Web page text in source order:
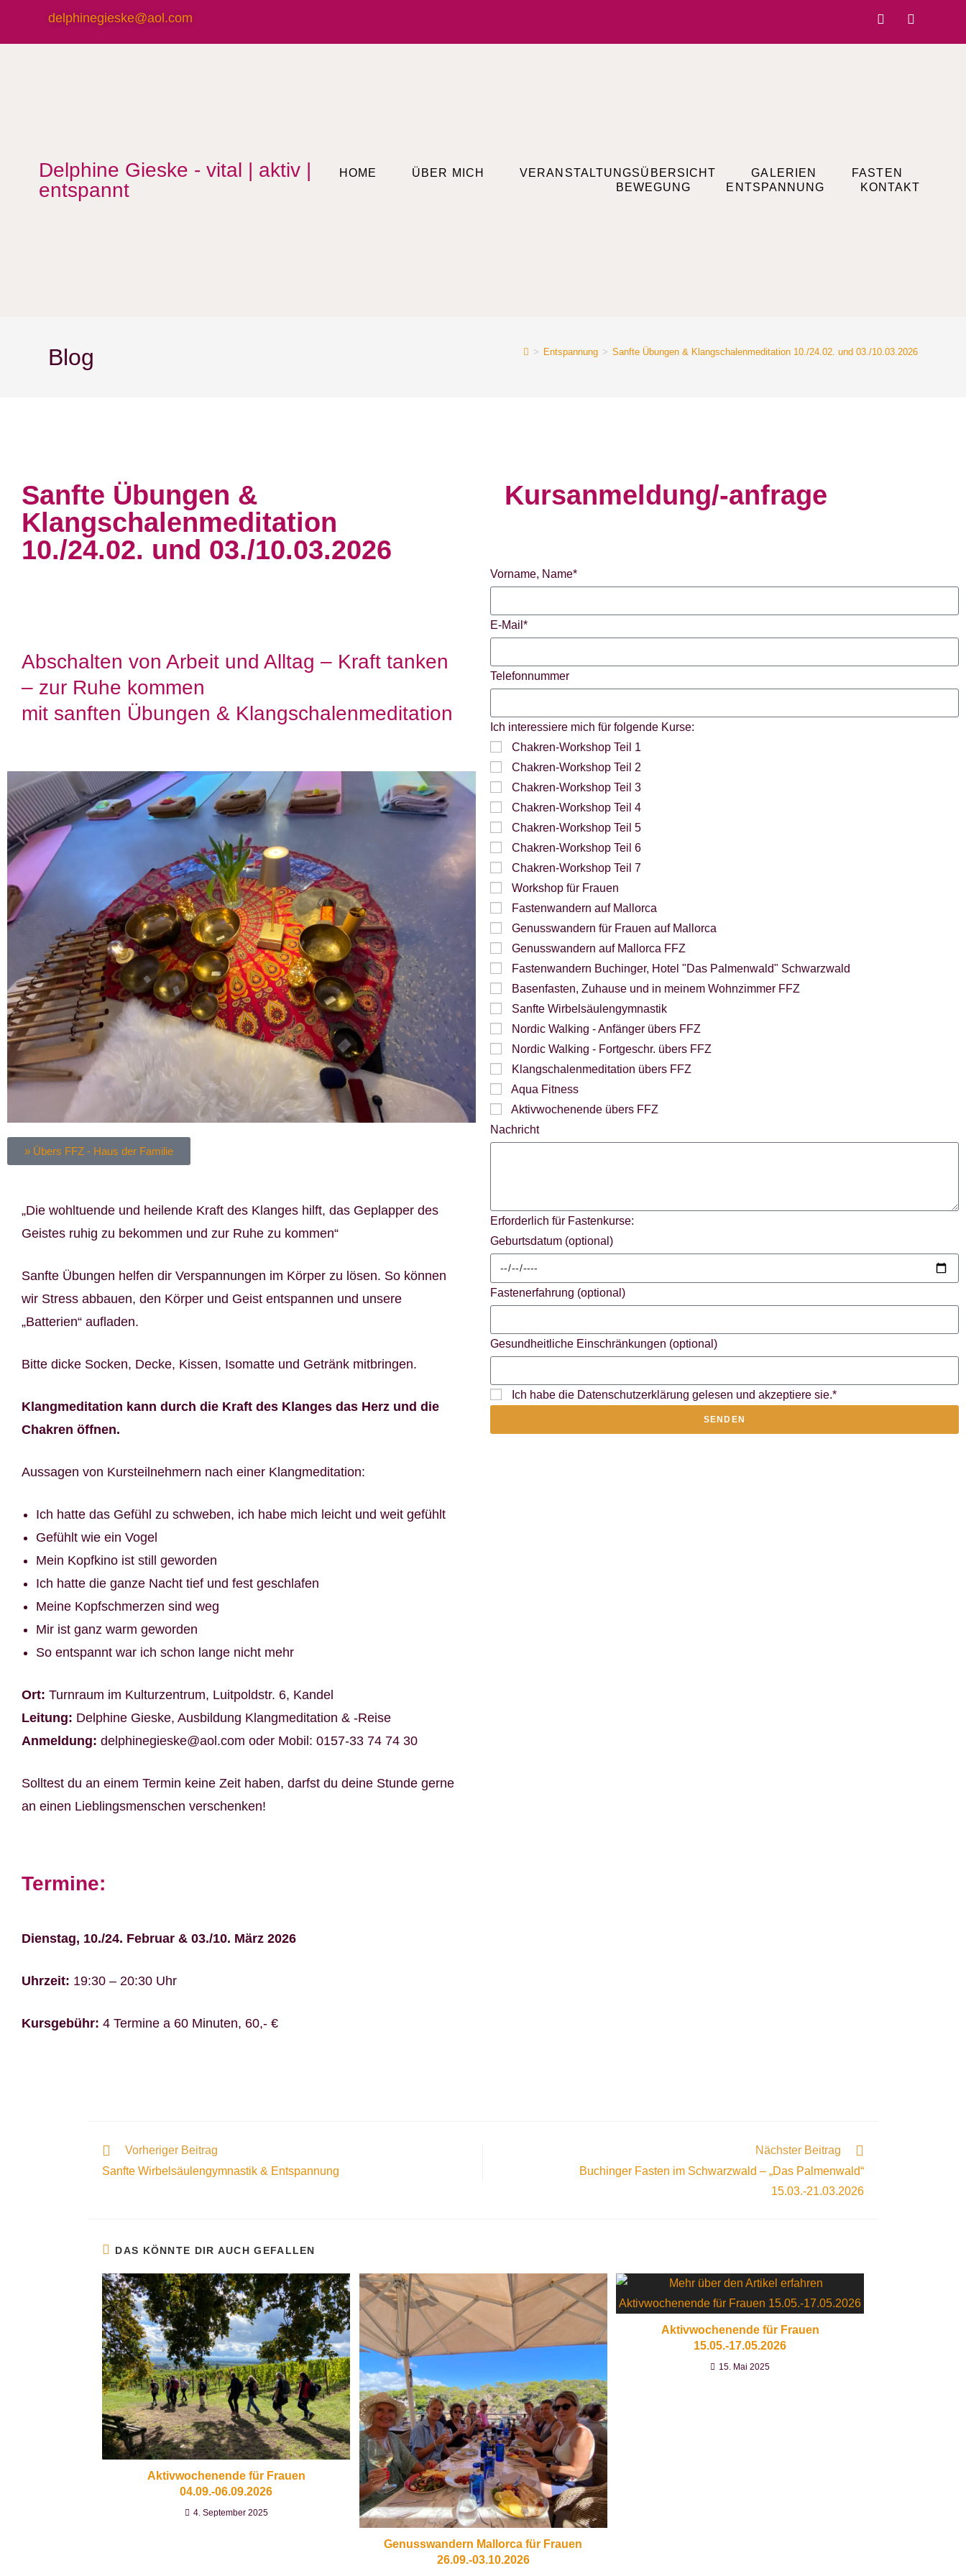
delphinegieske@aol.com
Delphine Gieske - vital | aktiv |
entspannt
HOME ÜBER MICH VERANSTALTUNGSÜBERSICHT GALERIEN
FASTEN
BEWEGUNG
ENTSPANNUNG KONTAKT
Blog > Entspannung > Sanfte Übungen & Klangschalenmeditation 10./24.02. und 03./10.03.2026
Sanfte Übungen &
Klangschalenmeditation
10./24.02. und 03./10.03.2026
Abschalten von Arbeit und Alltag – Kraft tanken
– zur Ruhe kommen
mit sanften Übungen & Klangschalenmeditation
» Übers FFZ - Haus der Familie
„Die wohltuende und heilende Kraft des Klanges hilft, das Geplapper des
Geistes ruhig zu bekommen und zur Ruhe zu kommen“
Sanfte Übungen helfen dir Verspannungen im Körper zu lösen. So können
wir Stress abbauen, den Körper und Geist entspannen und unsere
„Batterien“ aufladen.
Bitte dicke Socken, Decke, Kissen, Isomatte und Getränk mitbringen.
Klangmeditation kann durch die Kraft des Klanges das Herz und die
Chakren öffnen.
Aussagen von Kursteilnehmern nach einer Klangmeditation:
Ich hatte das Gefühl zu schweben, ich habe mich leicht und weit gefühlt
Gefühlt wie ein Vogel
Mein Kopfkino ist still geworden
Ich hatte die ganze Nacht tief und fest geschlafen
Meine Kopfschmerzen sind weg
Mir ist ganz warm geworden
So entspannt war ich schon lange nicht mehr
Ort: Turnraum im Kulturzentrum, Luitpoldstr. 6, Kandel
Leitung: Delphine Gieske, Ausbildung Klangmeditation & -Reise
Anmeldung: delphinegieske@aol.com oder Mobil: 0157-33 74 74 30
Solltest du an einem Termin keine Zeit haben, darfst du deine Stunde gerne
an einen Lieblingsmenschen verschenken!
Termine:
Dienstag, 10./24. Februar & 03./10. März 2026
Uhrzeit: 19:30 – 20:30 Uhr
Kursgebühr: 4 Termine a 60 Minuten, 60,- €
Kursanmeldung/-anfrage
Vorname, Name*
E-Mail*
Telefonnummer
Ich interessiere mich für folgende Kurse:
Chakren-Workshop Teil 1
Chakren-Workshop Teil 2
Chakren-Workshop Teil 3
Chakren-Workshop Teil 4
Chakren-Workshop Teil 5
Chakren-Workshop Teil 6
Chakren-Workshop Teil 7
Workshop für Frauen
Fastenwandern auf Mallorca
Genusswandern für Frauen auf Mallorca
Genusswandern auf Mallorca FFZ
Fastenwandern Buchinger, Hotel "Das Palmenwald" Schwarzwald
Basenfasten, Zuhause und in meinem Wohnzimmer FFZ
Sanfte Wirbelsäulengymnastik
Nordic Walking - Anfänger übers FFZ
Nordic Walking - Fortgeschr. übers FFZ
Klangschalenmeditation übers FFZ
Aqua Fitness
Aktivwochenende übers FFZ
Nachricht
Erforderlich für Fastenkurse:
Geburtsdatum (optional)
Fastenerfahrung (optional)
Gesundheitliche Einschränkungen (optional)
Ich habe die Datenschutzerklärung gelesen und akzeptiere sie.*
SENDEN
Vorheriger Beitrag
Sanfte Wirbelsäulengymnastik & Entspannung
Nächster Beitrag
Buchinger Fasten im Schwarzwald – „Das Palmenwald“
15.03.-21.03.2026
DAS KÖNNTE DIR AUCH GEFALLEN
Aktivwochenende für Frauen
04.09.-06.09.2026
4. September 2025
Genusswandern Mallorca für Frauen
26.09.-03.10.2026​
Aktivwochenende für Frauen
15.05.-17.05.2026
15. Mai 2025